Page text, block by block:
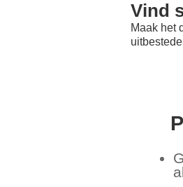
Vind
Maak het